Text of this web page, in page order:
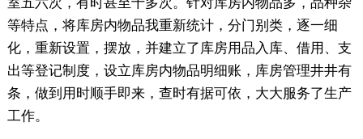
等特点，将库房内物品我重新统计，分门别类，逐一细
化，重新设置，摆放，并建立了库房用品入库、借用、支
出等登记制度，设立库房内物品明细账，库房管理井井有
条，做到用时顺手即来，查时有据可依，大大服务了生产
工作。